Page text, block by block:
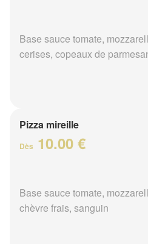
Base sauce tomate,
cerises, copeaux de
Pizza mireille
Dès 10.00 €
Base sauce tomate,
chèvre frais, sanguin